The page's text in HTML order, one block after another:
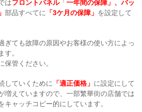
はフロントパネル「一年間の保障」、バッ
部品すべてに 「3ケ月の保障」 を設定して
ぎても故障の原因やお客様の使い方によっ
す。
保管ください。
していくために 「適正価格」 に設定にして
増えていますので、一部繁華街の店舗では
キャッチコピー的にしています。